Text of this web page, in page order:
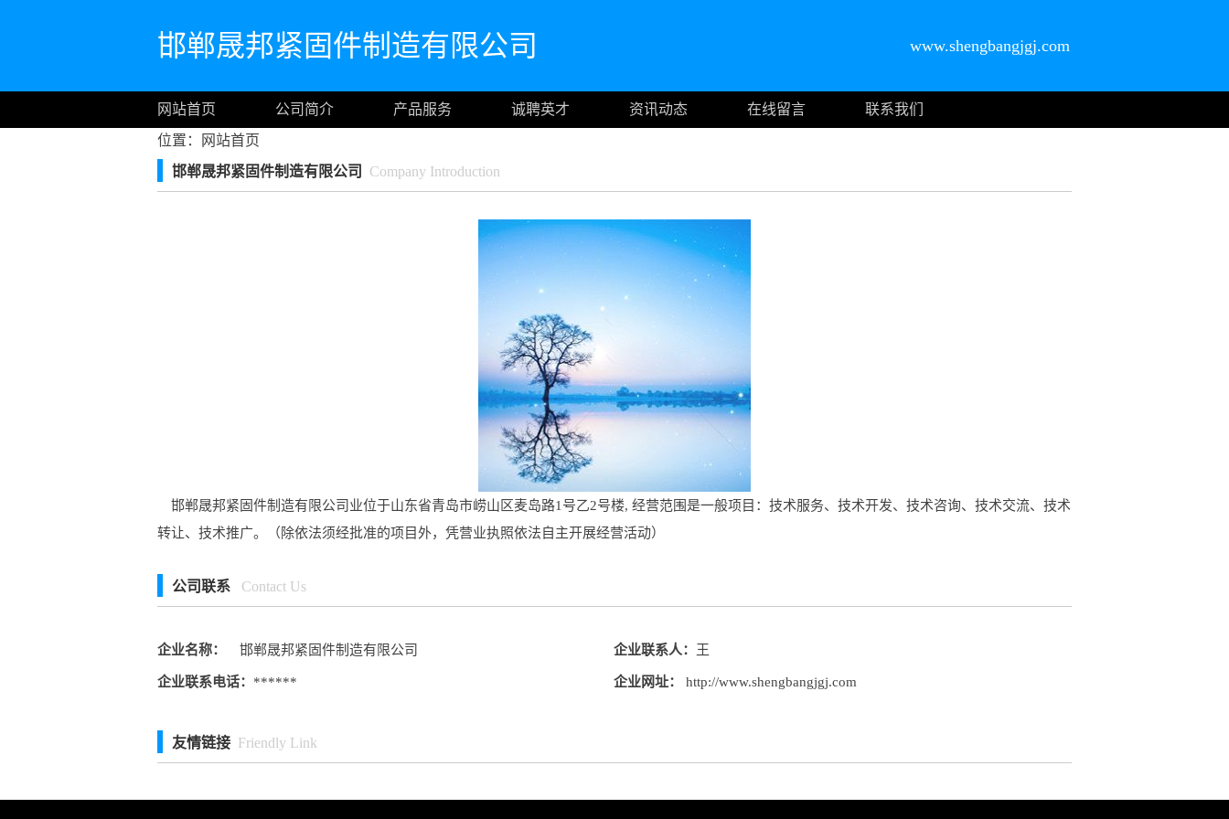
邯郸晟邦紧固件制造有限公司 www.shengbangjgj.com
网站首页 公司简介 产品服务 诚聘英才 资讯动态 在线留言
联系我们
位置：
网站首页
邯郸晟邦紧固件制造有限公司
Company Introduction
邯郸晟邦紧固件制造有限公司业位于山东省青岛市崂山区麦岛路1号乙2号楼, 经营范围是一般项目：技术服务、技术开发、技术咨询、技术交流、技术
转让、技术推广。（除依法须经批准的项目外，凭营业执照依法自主开展经营活动）
公司联系 Contact Us
企业名称： 邯郸晟邦紧固件制造有限公司 企业联系人： 王
企业联系电话： ****** 企业网址： http://www.shengbangjgj.com
友情链接 Friendly Link